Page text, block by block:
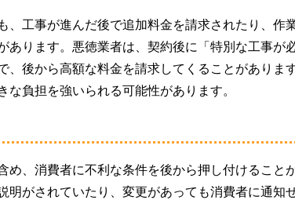
、工事が進んだ後で追加料金を請求されたり、作
あります。悪徳業者は、契約後に「特別な工事が
後から高額な料金を請求してくることがあります
負担を強いられる可能性があります。
め、消費者に不利な条件を後から押し付けること
明がされていたり、変更があっても消費者に通知